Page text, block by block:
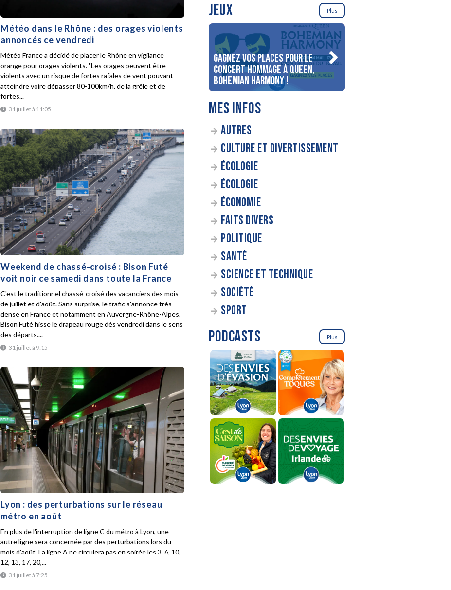
Météo dans le Rhône : des orages violents
annoncés ce vendredi
31 juillet à 11:05
Météo France a décidé de placer le Rhône en vigilance
orange pour orages violents. "Les orages peuvent être
violents avec un risque de fortes rafales de vent pouvant
atteindre voire dépasser 80-100km/h, de la grêle et de
fortes...
Weekend de chassé-croisé : Bison Futé
voit noir ce samedi dans toute la France
31 juillet à 9:15
C'est le traditionnel chassé-croisé des vacanciers des mois
de juillet et d'août. Sans surprise, le trafic s'annonce très
dense en France et notamment en Auvergne-Rhône-Alpes.
Bison Futé hisse le drapeau rouge dès vendredi dans le sens
des départs....
Lyon : des perturbations sur le réseau
métro en août
31 juillet à 7:25
En plus de l'interruption de ligne C du métro à Lyon, une
autre ligne sera concernée par des perturbations lors du
mois d'août. La ligne A ne circulera pas en soirée les 3, 6, 10,
12, 13, 17, 20,...
JEUX Plus
Gagnez vos places pour le
concert Hommage à Queen,
Bohemian Harmony !
MES INFOS
AUTRES
CULTURE ET DIVERTISSEMENT
ÉCOLOGIE
ÉCOLOGIE
ÉCONOMIE
FAITS DIVERS
POLITIQUE
SANTÉ
SCIENCE ET TECHNIQUE
SOCIÉTÉ
SPORT
PODCASTS Plus